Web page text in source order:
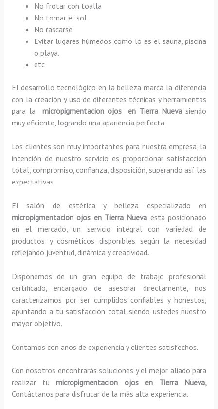
No frotar con toalla
No tomar el sol
No rascarse
Evitar lugares húmedos como lo es el sauna, piscina
o playa.
etc
El desarrollo tecnológico en la belleza marca la diferencia
con la creación y uso de diferentes técnicas y herramientas
para la micropigmentacion ojos en Tierra Nueva siendo
muy eficiente, logrando una apariencia perfecta.
Los clientes son muy importantes para nuestra empresa, la
intención de nuestro servicio es proporcionar satisfacción
total, compromiso, confianza, disposición, superando así las
expectativas.
El salón de estética y belleza especializado en
micropigmentacion ojos en Tierra Nueva está posicionado
en el mercado, un servicio integral con variedad de
productos y cosméticos disponibles según la necesidad
reflejando juventud, dinámica y creatividad.
Disponemos de un gran equipo de trabajo profesional
certificado, encargado de asesorar directamente, nos
caracterizamos por ser cumplidos confiables y honestos,
apuntando a tu satisfacción total, siendo ustedes nuestro
mayor objetivo.
Contamos con años de experiencia y clientes satisfechos.
Con nosotros encontrarás soluciones y el mejor aliado para
realizar tumicropigmentacion ojos en Tierra Nueva,
Contáctanos para disfrutar de la más alta experiencia.